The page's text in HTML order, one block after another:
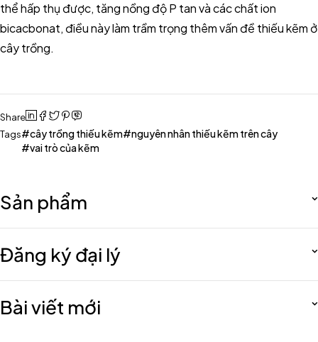
thể hấp thụ được, tăng nồng độ P tan và các chất ion
bicacbonat, điều này làm trầm trọng thêm vấn đề thiếu kẽm ở
cây trồng.
Share
Tags
cây trồng thiếu kẽm
nguyên nhân thiếu kẽm trên cây
vai trò của kẽm
Sản phẩm
Đăng ký đại lý
Bài viết mới